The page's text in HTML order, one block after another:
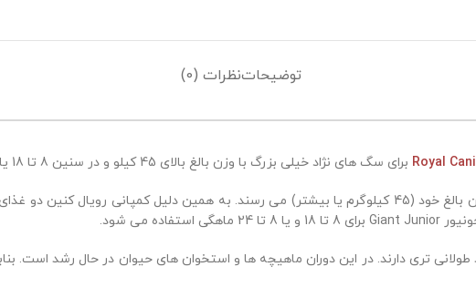
توضیحاتنظرات (0)
Royal برای سگ های نژاد خیلی بزرگ با وزن بالغ بالای 45 کیلو و در سنین 8 تا 18 یا 24 ماهگی مناسب است.
سگ های نژاد خیلی بزرگ پس از دوره 18 تا 24 ماهگی به وزن بالغ خود (45 کیلوگرم یا بیشتر) می رسند. به
تری دارند. در این دوران ماهیچه ها و استخوان های حیوان در حال رشد است.